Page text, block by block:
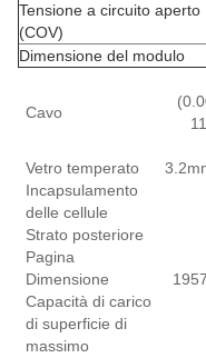
Tensione a circuito aperto
(COV)
Dimensione del modulo
Cavo
Vetro temperato
Incapsulamento
delle cellule
Strato posteriore
Pagina
Dimensione
Capacità di carico
di superficie di
massimo